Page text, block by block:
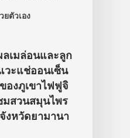
ตัวเอง
ลเมล่อนและลูก
วะแช่ออนเซ็น
องภูเขาไฟฟูจิ
มสวนสมุนไพร
งหวัดยามานา